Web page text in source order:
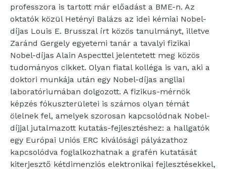
professzora is tartott már előadást a BME-n. Az
oktatók közül Hetényi Balázs az idei kémiai Nobel-
díjas Louis E. Brusszal írt közös tanulmányt, illetve
Zaránd Gergely egyetemi tanár a tavalyi fizikai
Nobel-díjas Alain Aspecttel jelentetett meg közös
tudományos cikket. Olyan fiatal kolléga is van, aki a
doktori munkája után egy Nobel-díjas angliai
laboratóriumában dolgozott. A fizikus-mérnök
képzés fókuszterületei is számos olyan témát
ölelnek fel, amelyek szorosan kapcsolódnak Nobel-
díjjal jutalmazott kutatás-fejlesztéshez: a hallgatók
egy Európai Uniós ERC kiválósági pályázathoz
kapcsolódva foglalkozhatnak a grafén kutatását
kiterjesztő kétdimenziós elektronikai fejlesztésekkel,